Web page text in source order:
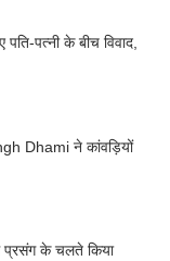
पत्नी के बीच विवाद,
Dhami ने कांवड़ियों
प्रसंग के चलते किया